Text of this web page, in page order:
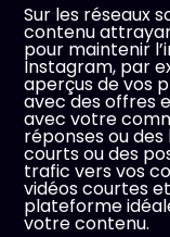
Sur les réseaux
contenu
pour maintenir
Instagram, par
aperçus de vos
avec des offres
avec votre
réponses ou
courts ou des
trafic vers vos
vidéos courtes
plateforme
votre contenu.